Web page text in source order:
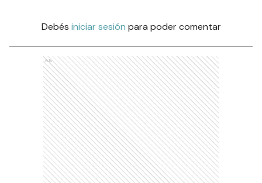
Debés iniciar sesión para poder comentar
Ads